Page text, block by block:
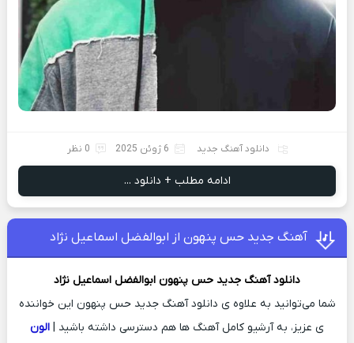
دانلود آهنگ جدید 6 ژوئن 2025 0 نظر
ادامه مطلب + دانلود ...
آهنگ جدید حس پنهون از ابوالفضل اسماعیل نژاد
دانلود آهنگ جدید حس پنهون ابوالفضل اسماعیل نژاد
شما می‌توانید به علاوه ی دانلود آهنگ جدید حس پنهون این خواننده
ی عزیز، به آرشیو کامل آهنگ ها هم دسترسی داشته باشید | الون